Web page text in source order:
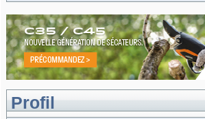
Profil